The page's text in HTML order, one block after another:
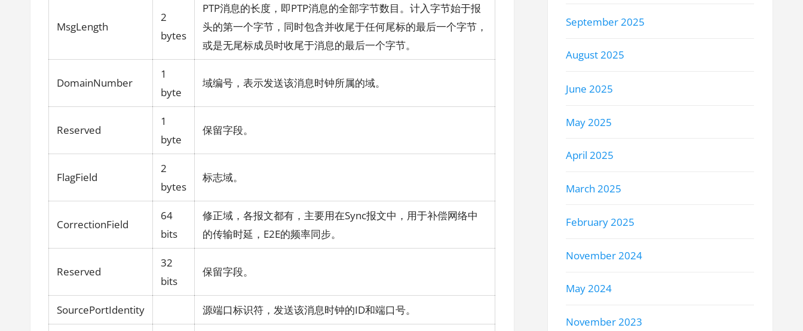
MsgLength
2
bytes
PTP消息的长度，即PTP消息的全部字节数目。计入字节始于报
头的第一个字节，同时包含并收尾于任何尾标的最后一个字节，
或是无尾标成员时收尾于消息的最后一个字节。
DomainNumber
1
byte
域编号，表示发送该消息时钟所属的域。
Reserved
1
byte
保留字段。
FlagField
2
bytes
标志域。
CorrectionField
64
bits
修正域，各报文都有，主要用在Sync报文中，用于补偿网络中
的传输时延，E2E的频率同步。
Reserved
32
bits
保留字段。
SourcePortIdentity 源端口标识符，发送该消息时钟的ID和端口号。
September 2025
August 2025
June 2025
May 2025
April 2025
March 2025
February 2025
November 2024
May 2024
November 2023